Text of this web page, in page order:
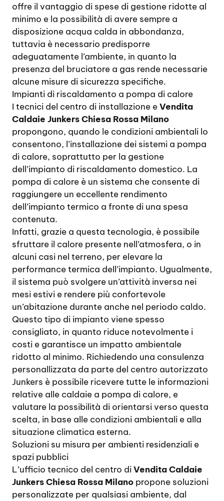
offre il vantaggio di spese di gestione ridotte al
minimo e la possibilità di avere sempre a
disposizione acqua calda in abbondanza,
tuttavia è necessario predisporre
adeguatamente l’ambiente, in quanto la
presenza del bruciatore a gas rende necessarie
alcune misure di sicurezza specifiche.
Impianti di riscaldamento a pompa di calore
I tecnici del centro di installazione eVendita
Caldaie Junkers Chiesa Rossa Milano
propongono, quando le condizioni ambientali lo
consentono, l’installazione dei sistemi a pompa
di calore, soprattutto per la gestione
dell’impianto di riscaldamento domestico. La
pompa di calore è un sistema che consente di
raggiungere un eccellente rendimento
dell’impianto termico a fronte di una spesa
contenuta.
Infatti, grazie a questa tecnologia, è possibile
sfruttare il calore presente nell’atmosfera, o in
alcuni casi nel terreno, per elevare la
performance termica dell’impianto. Ugualmente,
il sistema può svolgere un’attività inversa nei
mesi estivi e rendere più confortevole
un’abitazione durante anche nel periodo caldo.
Questo tipo di impianto viene spesso
consigliato, in quanto riduce notevolmente i
costi e garantisce un impatto ambientale
ridotto al minimo. Richiedendo una consulenza
personallizzata da parte del centro autorizzato
Junkers è possibile ricevere tutte le informazioni
relative alle caldaie a pompa di calore, e
valutare la possibilità di orientarsi verso questa
scelta, in base alle condizioni ambientali e alla
situazione climatica esterna.
Soluzioni su misura per ambienti residenziali e
spazi pubblici
L’ufficio tecnico del centro diVendita Caldaie
Junkers Chiesa Rossa Milano propone soluzioni
personalizzate per qualsiasi ambiente, dal